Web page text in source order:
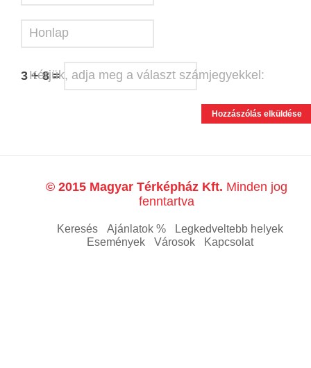
Honlap
Kérjük, adja meg a választ számjegyekkel:
3 + 8 =
© 2015 Magyar Térképház Kft. Minden jog
fenntartva
Keresés Ajánlatok %
Legkedveltebb helyek
Események
Városok Kapcsolat